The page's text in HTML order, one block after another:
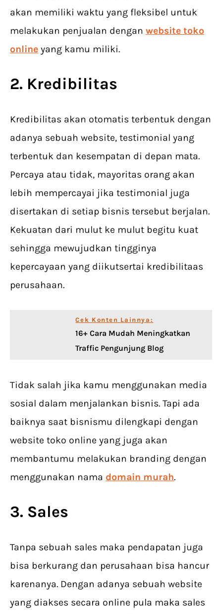
akan memiliki waktu yang fleksibel untuk
melakukan penjualan dengan website toko
online yang kamu miliki.
2. Kredibilitas
Kredibilitas akan otomatis terbentuk dengan
adanya sebuah website, testimonial yang
terbentuk dan kesempatan di depan mata.
Percaya atau tidak, mayoritas orang akan
lebih mempercayai jika testimonial juga
disertakan di setiap bisnis tersebut berjalan.
Kekuatan dari mulut ke mulut begitu kuat
sehingga mewujudkan tingginya
kepercayaan yang diikutsertai kredibilitaas
perusahaan.
Cek Konten Lainnya:
16+ Cara Mudah Meningkatkan
Traffic Pengunjung Blog
Tidak salah jika kamu menggunakan media
sosial dalam menjalankan bisnis. Tapi ada
baiknya saat bisnismu dilengkapi dengan
website toko online yang juga akan
membantumu melakukan branding dengan
menggunakan nama domain murah.
3. Sales
Tanpa sebuah sales maka pendapatan juga
bisa berkurang dan perusahaan bisa hancur
karenanya. Dengan adanya sebuah website
yang diakses secara online pula maka sales